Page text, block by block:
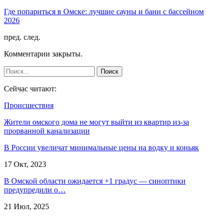
Где попариться в Омске: лучшие сауны и бани с бассейном
2026
пред. след.
Комментарии закрыты.
Сейчас читают:
Происшествия
Жители омского дома не могут выйти из квартир из-за
прорванной канализации
В России увеличат минимальные цены на водку и коньяк
17 Окт, 2023
В Омской области ожидается +1 градус — синоптики
предупредили о…
21 Июл, 2025